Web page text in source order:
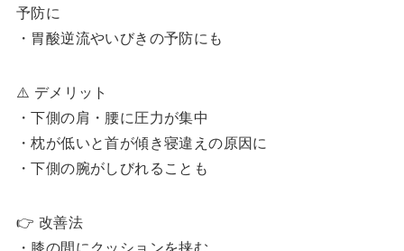
予防に
・胃酸逆流やいびきの予防にも
⚠️ デメリット
・下側の肩・腰に圧力が集中
・枕が低いと首が傾き寝違えの原因に
・下側の腕がしびれることも
👉 改善法
・膝の間にクッションを挟む